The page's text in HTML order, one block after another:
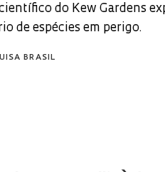
do Kew Gardens
de espécies em perigo.
BRASIL